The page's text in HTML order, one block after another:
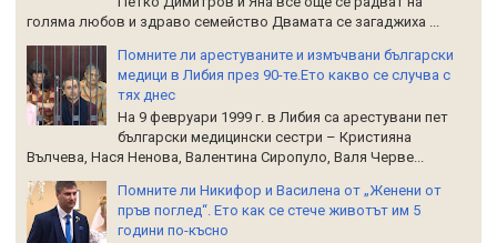
голяма любов и здраво семейство Двамата се загаджиха ...
Помните ли арестуваните и измъчвани български
медици в Либия през 90-те.Ето какво се случва с
тях днес
На 9 февруари 1999 г. в Либия са арестувани пет
български медицински сестри – Кристияна
Вълчева, Нася Ненова, Валентина Сиропуло, Валя Черве...
Помните ли Никифор и Василена от „Женени от
пръв поглед“. Ето как се стече животът им 5
години по-късно